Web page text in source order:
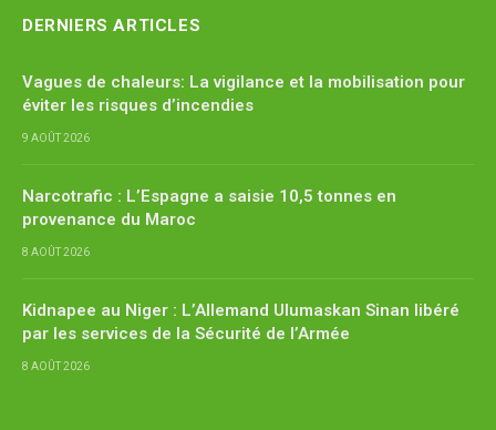
DERNIERS ARTICLES
Vagues de chaleurs: La vigilance et la mobilisation pour
éviter les risques d’incendies
9 AOÛT 2026
Narcotrafic : L’Espagne a saisie 10,5 tonnes en
provenance du Maroc
8 AOÛT 2026
Kidnapee au Niger : L’Allemand Ulumaskan Sinan libéré
par les services de la Sécurité de l’Armée
8 AOÛT 2026